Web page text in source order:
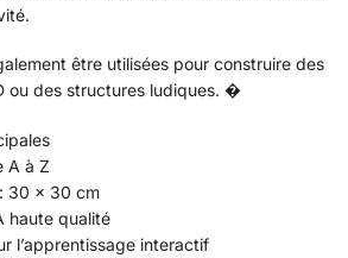
être utilisées pour construire des
ou des structures ludiques. �
A à Z
30 x 30 cm
haute qualité
l’apprentissage interactif